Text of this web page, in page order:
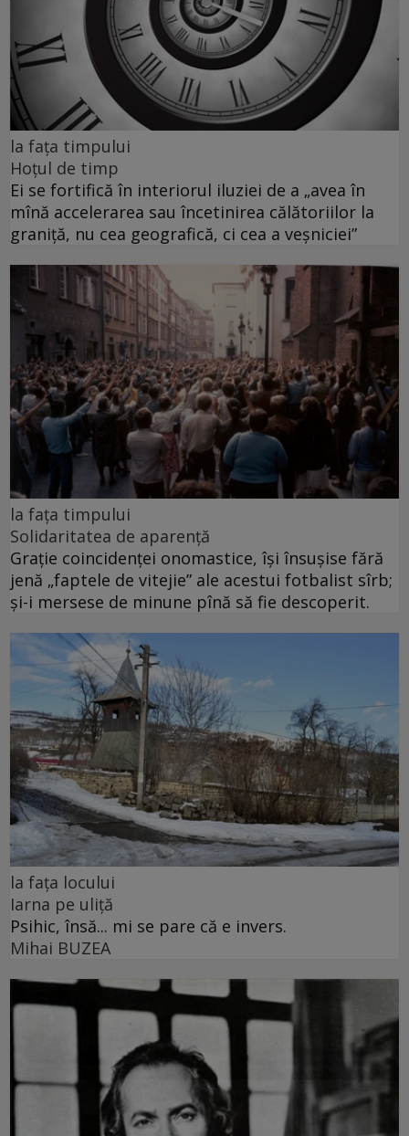
la fața timpului
Hoțul de timp
Ei se fortifică în interiorul iluziei de a „avea în
mînă accelerarea sau încetinirea călătoriilor la
graniță, nu cea geografică, ci cea a veșniciei”
la fața timpului
Solidaritatea de aparență
Grație coincidenței onomastice, își însușise fără
jenă „faptele de vitejie” ale acestui fotbalist sîrb;
și-i mersese de minune pînă să fie descoperit.
la fața locului
Iarna pe uliță
Psihic, însă... mi se pare că e invers.
Mihai BUZEA